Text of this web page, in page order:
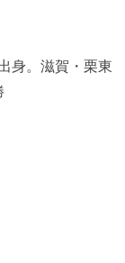
身。滋賀・栗東